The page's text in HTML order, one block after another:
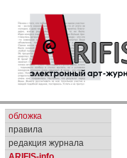
обложка
правила
редакция журнала